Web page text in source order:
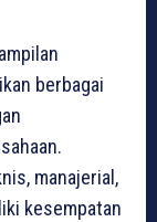
berbagai
manajerial,
kesempatan